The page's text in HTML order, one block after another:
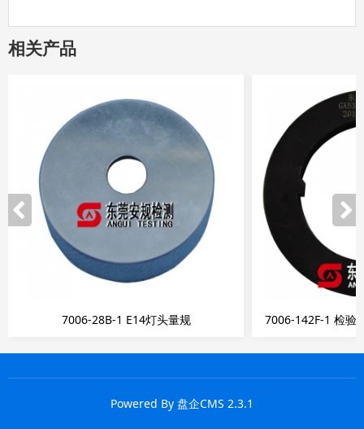
相关产品
7006-28B-1 E14灯头量规 7006-142F-1 检验
Powered By 盘企CMS 2.3.1